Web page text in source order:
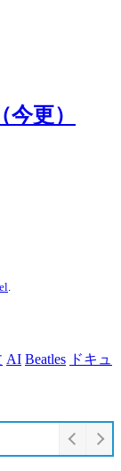
更）
AI Beatles ドキュ